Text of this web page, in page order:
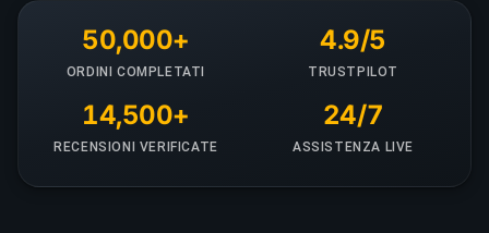
50,000+
ORDINI COMPLETATI
4.9/5
TRUSTPILOT
14,500+
RECENSIONI VERIFICATE
24/7
ASSISTENZA LIVE